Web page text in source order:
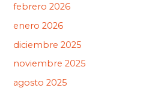
febrero 2026
enero 2026
diciembre 2025
noviembre 2025
agosto 2025